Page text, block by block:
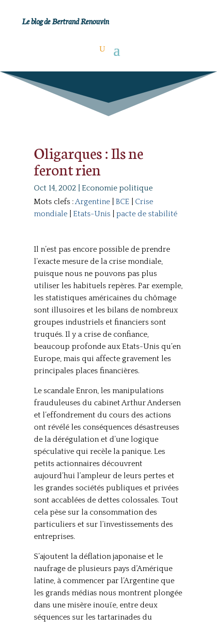
Le blog de Bertrand Renouvin
Oligarques : Ils ne
feront rien
Oct 14, 2002| Economie politique
Mots clefs :Argentine| BCE| Crise
mondiale| Etats-Unis| pacte de stabilité
Il n’est pas encore possible de prendre
l’exacte mesure de la crise mondiale,
puisque nous ne pouvons pas plus
utiliser les habituels repères. Par exemple,
les statistiques américaines du chômage
sont illusoires et les bilans de nombreux
groupes industriels et financiers sont
truqués. Il y a crise de confiance,
beaucoup profonde aux Etats-Unis qu’en
Europe, mais qui affecte gravement les
principales places financières.
Le scandale Enron, les manipulations
frauduleuses du cabinet Arthur Andersen
et l’effondrement du cours des actions
ont révélé les conséquences désastreuses
de la dérégulation et d’une logique
spéculative qui recèle la panique. Les
petits actionnaires découvrent
aujourd’hui l’ampleur de leurs pertes et
les grandes sociétés publiques et privées
sont accablées de dettes colossales. Tout
cela pèse sur la consommation des
particuliers et sur l’investissements des
entreprises.
S’ajoutent la déflation japonaise et le
naufrage de plusieurs pays d’Amérique
latine, à commencer par l’Argentine que
les grands médias nous montrent plongée
dans une misère inouïe, entre deux
séquences sur les tartarinades du